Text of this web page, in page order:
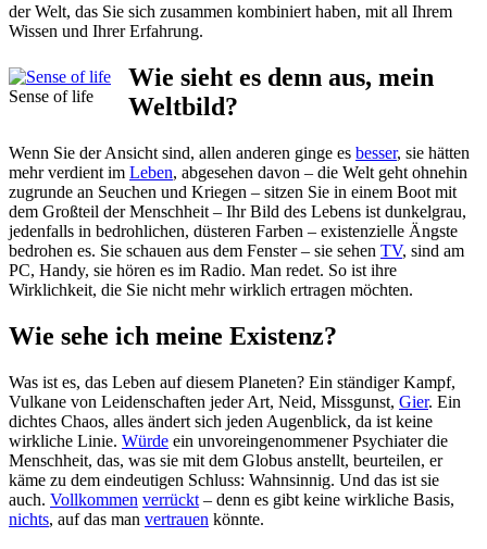
der Welt, das Sie sich zusammen kombiniert haben, mit all Ihrem
Wissen und Ihrer Erfahrung.
Sense of life
Wie sieht es denn aus, mein
Weltbild?
Wenn Sie der Ansicht sind, allen anderen ginge es besser, sie hätten
mehr verdient im Leben, abgesehen davon – die Welt geht ohnehin
zugrunde an Seuchen und Kriegen – sitzen Sie in einem Boot mit
dem Großteil der Menschheit – Ihr Bild des Lebens ist dunkelgrau,
jedenfalls in bedrohlichen, düsteren Farben – existenzielle Ängste
bedrohen es. Sie schauen aus dem Fenster – sie sehen TV, sind am
PC, Handy, sie hören es im Radio. Man redet. So ist ihre
Wirklichkeit, die Sie nicht mehr wirklich ertragen möchten.
Wie sehe ich meine Existenz?
Was ist es, das Leben auf diesem Planeten? Ein ständiger Kampf,
Vulkane von Leidenschaften jeder Art, Neid, Missgunst, Gier. Ein
dichtes Chaos, alles ändert sich jeden Augenblick, da ist keine
wirkliche Linie. Würde ein unvoreingenommener Psychiater die
Menschheit, das, was sie mit dem Globus anstellt, beurteilen, er
käme zu dem eindeutigen Schluss: Wahnsinnig. Und das ist sie
auch. Vollkommen verrückt – denn es gibt keine wirkliche Basis,
nichts, auf das man vertrauen könnte.